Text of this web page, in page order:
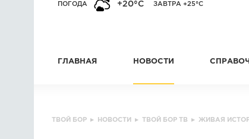
ПОГОДА +20°C ЗАВТРА +25°C
ГЛАВНАЯ НОВОСТИ
ТВОЙ БОР ▸ НОВОСТИ ▸ ТВОЙ БОР ТВ ▸ ЖИВАЯ